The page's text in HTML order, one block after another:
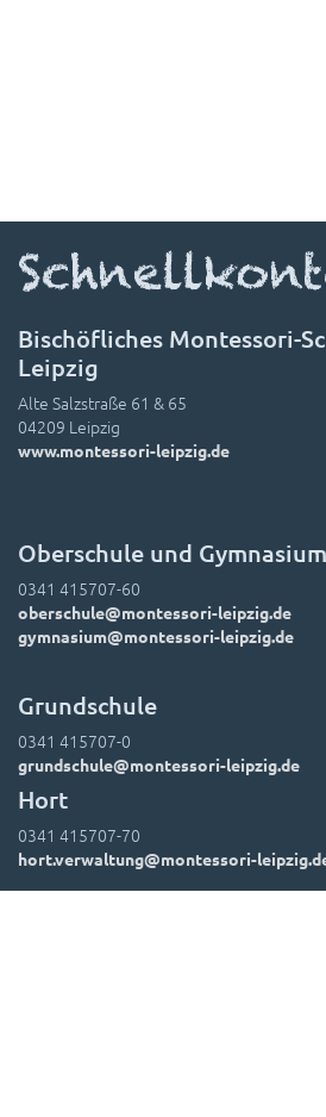
Bischöfliches Montessori-
Leipzig
Alte Salzstraße 61 & 65
04209 Leipzig
www.montessori-leipzig.de
Oberschule und Gymnasium
0341 415707-60
oberschule@montessori-leipzig.de
gymnasium@montessori-leipzig.de
Grundschule
0341 415707-0
grundschule@montessori-leipzig.de
Hort
0341 415707-70
hort.verwaltung@montessori-